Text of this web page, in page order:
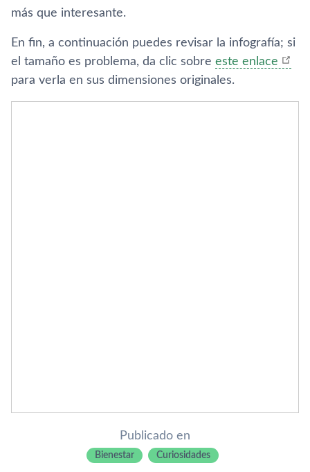
más que interesante.
En fin, a continuación puedes revisar la infografí­a; si
el tamaño es problema, da clic sobre este enlace
para verla en sus dimensiones originales.
Publicado en
Bienestar Curiosidades